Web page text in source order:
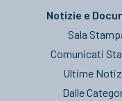
Notizie e
Sala
Comunicati
Ultime
Dalle